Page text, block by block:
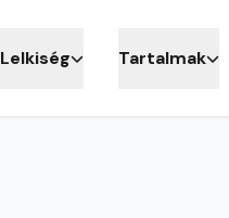
Lelkiség Tartalmak